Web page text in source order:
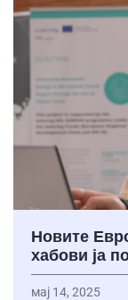
Новите
хабови ја
мај 14, 2025